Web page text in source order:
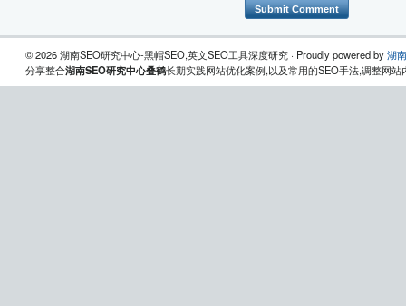
© 2026 湖南SEO研究中心-黑帽SEO,英文SEO工具深度研究 · Proudly powered by湖
分享整合湖南SEO研究中心叠鹤长期实践网站优化案例,以及常用的SEO手法,调整网